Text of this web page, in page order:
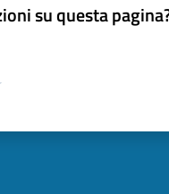
su questa